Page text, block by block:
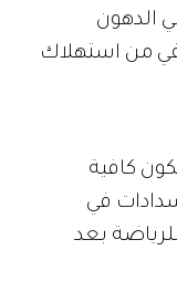
الدهون
من استهلاك
كافية
في
بعد